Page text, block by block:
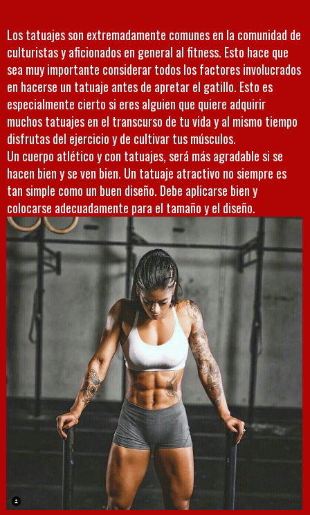
Los tatuajes son extremadamente comunes en la comunidad de
culturistas y aficionados en general al fitness. Esto hace que
sea muy importante considerar todos los factores involucrados
en hacerse un tatuaje antes de apretar el gatillo. Esto es
especialmente cierto si eres alguien que quiere adquirir
muchos tatuajes en el transcurso de tu vida y al mismo tiempo
disfrutas del ejercicio y de cultivar tus músculos.
Un cuerpo atlético y con tatuajes, será más agradable si se
hacen bien y se ven bien. Un tatuaje atractivo no siempre es
tan simple como un buen diseño. Debe aplicarse bien y
colocarse adecuadamente para el tamaño y el diseño.